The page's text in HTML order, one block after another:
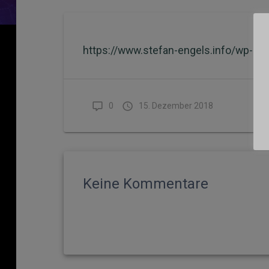
https://www.stefan-engels.info/wp-
0 15. Dezember 2018
Keine Kommentare